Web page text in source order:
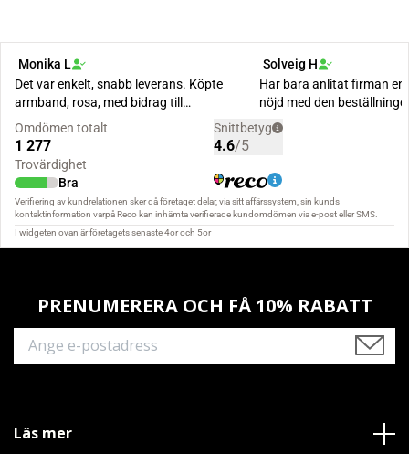
PRENUMERERA OCH FÅ 10% RABATT
Läs mer